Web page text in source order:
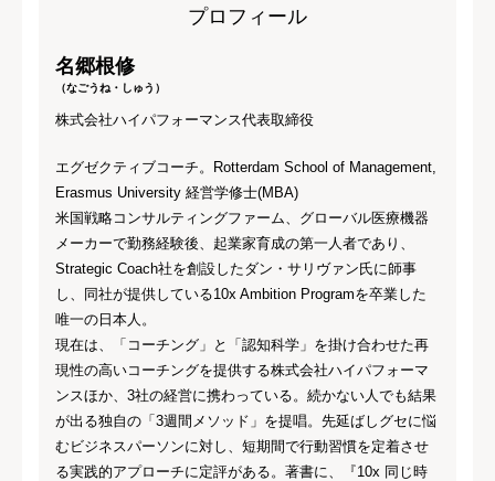
プロフィール
名郷根修
（なごうね・しゅう）
株式会社ハイパフォーマンス代表取締役
エグゼクティブコーチ。Rotterdam School of Management,
Erasmus University 経営学修士(MBA)
米国戦略コンサルティングファーム、グローバル医療機器
メーカーで勤務経験後、起業家育成の第一人者であり、
Strategic Coach社を創設したダン・サリヴァン氏に師事
し、同社が提供している10x Ambition Programを卒業した
唯一の日本人。
現在は、「コーチング」と「認知科学」を掛け合わせた再
現性の高いコーチングを提供する株式会社ハイパフォーマ
ンスほか、3社の経営に携わっている。続かない人でも結果
が出る独自の「3週間メソッド」を提唱。先延ばしグセに悩
むビジネスパーソンに対し、短期間で行動習慣を定着させ
る実践的アプローチに定評がある。著書に、『10x 同じ時